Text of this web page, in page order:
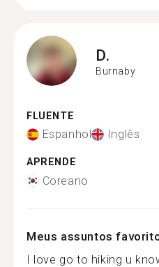
D.
Burnaby
FLUENTE
Espanhol Inglês
APRENDE
Coreano
Meus assuntos
I love go to hiking u